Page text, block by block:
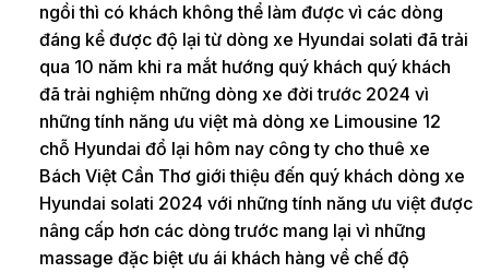
ngồi thì có khách không thể làm được vì các dòng
đáng kể được độ lại từ dòng xe Hyundai solati đã trải
qua 10 năm khi ra mắt hướng quý khách quý khách
đã trải nghiệm những dòng xe đời trước 2024 vì
những tính năng ưu việt mà dòng xe Limousine 12
chỗ Hyundai đổ lại hôm nay công ty cho thuê xe
Bách Việt Cần Thơ giới thiệu đến quý khách dòng xe
Hyundai solati 2024 với những tính năng ưu việt được
nâng cấp hơn các dòng trước mang lại vì những
massage đặc biệt ưu ái khách hàng về chế độ